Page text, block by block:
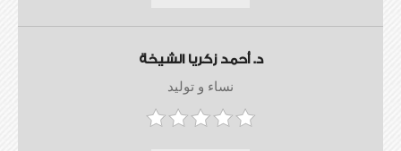
د. أحمد زكريا الشيخة
نساء و توليد